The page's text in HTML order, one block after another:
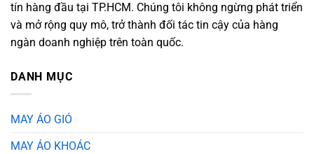
tín hàng đầu tại TP.HCM. Chúng tôi không ngừng phát triển
và mở rộng quy mô, trở thành đối tác tin cậy của hàng
ngàn doanh nghiệp trên toàn quốc.
DANH MỤC
MAY ÁO GIÓ
MAY ÁO KHOÁC